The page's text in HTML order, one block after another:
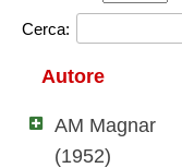
Cerca:
Autore
AM Magnar
(1952)